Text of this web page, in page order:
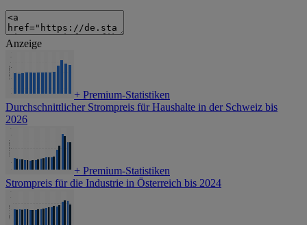
Anzeige
+ Premium-Statistiken
Durchschnittlicher Strompreis für Haushalte in der Schweiz bis
2026
+ Premium-Statistiken
Strompreis für die Industrie in Österreich bis 2024